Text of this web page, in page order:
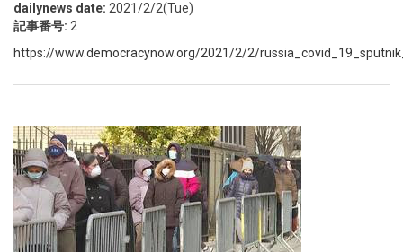
dailynews date: 2021/2/2(Tue)
記事番号: 2
https://www.democracynow.org/2021/2/2/